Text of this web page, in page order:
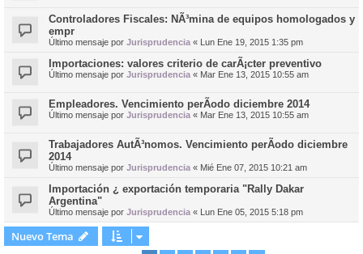
Controladores Fiscales: NÃ³mina de equipos homologados y
empr
Último mensaje por Jurisprudencia « Lun Ene 19, 2015 1:35 pm
Importaciones: valores criterio de carÃ¡cter preventivo
Último mensaje por Jurisprudencia « Mar Ene 13, 2015 10:55 am
Empleadores. Vencimiento perÃ­odo diciembre 2014
Último mensaje por Jurisprudencia « Mar Ene 13, 2015 10:55 am
Trabajadores AutÃ³nomos. Vencimiento perÃ­odo diciembre
2014
Último mensaje por Jurisprudencia « Mié Ene 07, 2015 10:21 am
Importación ¿ exportación temporaria "Rally Dakar
Argentina"
Último mensaje por Jurisprudencia « Lun Ene 05, 2015 5:18 pm
Nuevo Tema